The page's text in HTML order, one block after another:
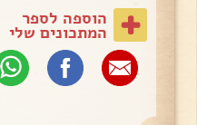
הוספה לספר
המתכונים שלי